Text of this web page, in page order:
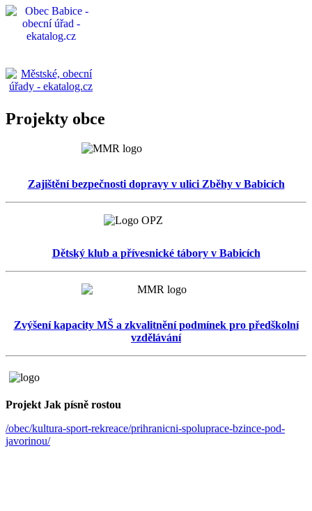
Projekty obce
Zajištění bezpečnosti dopravy v ulici Zběhy v Babicích
Dětský klub a přívesnické tábory v Babicích
Zvýšení kapacity MŠ a zkvalitnění podmínek pro předškolní
vzdělávání
Projekt Jak písně rostou
/obec/kultura-sport-rekreace/prihranicni-spoluprace-bzince-pod-
javorinou/